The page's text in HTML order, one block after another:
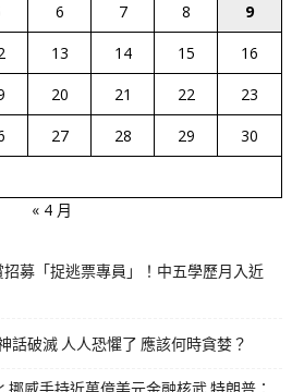
6 7 8
9
13 14 15
16
20 21 22
23
27 28 29
30
« 4 月
募「捉逃票專員」！中五學歷月入近
話破滅 人人恐懼了 應該何時貪婪？